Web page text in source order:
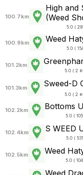
100.7km
High and
(Weed
5.0 (
100.9km Weed
5.0 (
101.2km
5.0 ( 2
101.3km Sweed-D
5.0 ( 2
102.2km Bottoms
5.0 (
102.4km S WEED
5.0 (
102.5km Weed
5.0 (